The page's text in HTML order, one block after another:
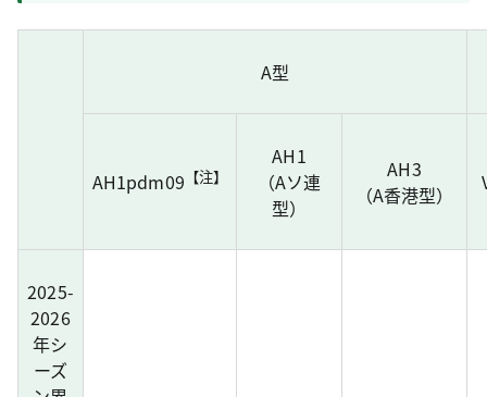
A型
AH1pdm09 【注】
AH1
（Aソ連
型）
AH3
（A香港型）
2025-
2026
年シ
ーズ